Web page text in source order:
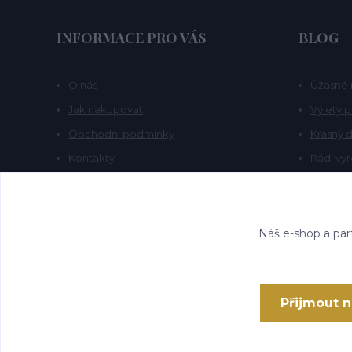
INFORMACE PRO VÁS
O nás
Jak nakupovat
Obchodní podmínky
Kontakty
BLOG
Úžasné
Výlety
Krásný
Rádi
Náš e-shop a
Přijmout